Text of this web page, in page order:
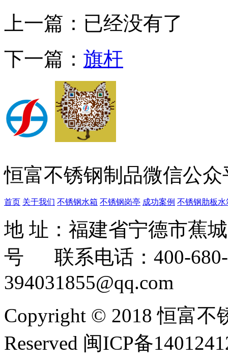
上一篇：已经没有了
下一篇： 旗杆
恒富不锈钢制品微信公众
首页 关于我们 不锈钢水箱 不锈钢岗亭 成功案例 不锈钢肋板水
地 址：福建省宁德市蕉
号 联系电话：400-
394031855@qq.com
Copyright © 2018 恒富不
Reserved 闽ICP备